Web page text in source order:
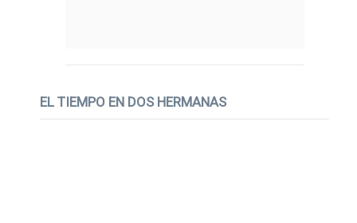
EL TIEMPO EN DOS HERMANAS